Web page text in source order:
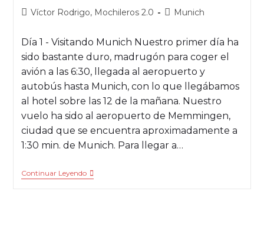
Víctor Rodrigo, Mochileros 2.0 Munich
Día 1 - Visitando Munich Nuestro primer día ha
sido bastante duro, madrugón para coger el
avión a las 6:30, llegada al aeropuerto y
autobús hasta Munich, con lo que llegábamos
al hotel sobre las 12 de la mañana. Nuestro
vuelo ha sido al aeropuerto de Memmingen,
ciudad que se encuentra aproximadamente a
1:30 min. de Munich. Para llegar a…
Continuar Leyendo